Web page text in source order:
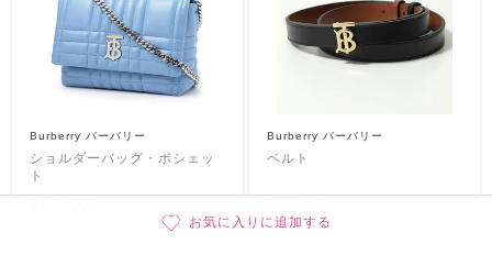
お気に入りに追加する
Burberry バーバリー
ショルダーバッグ・ポシェッ
ト
Burberry バーバリー
ベルト